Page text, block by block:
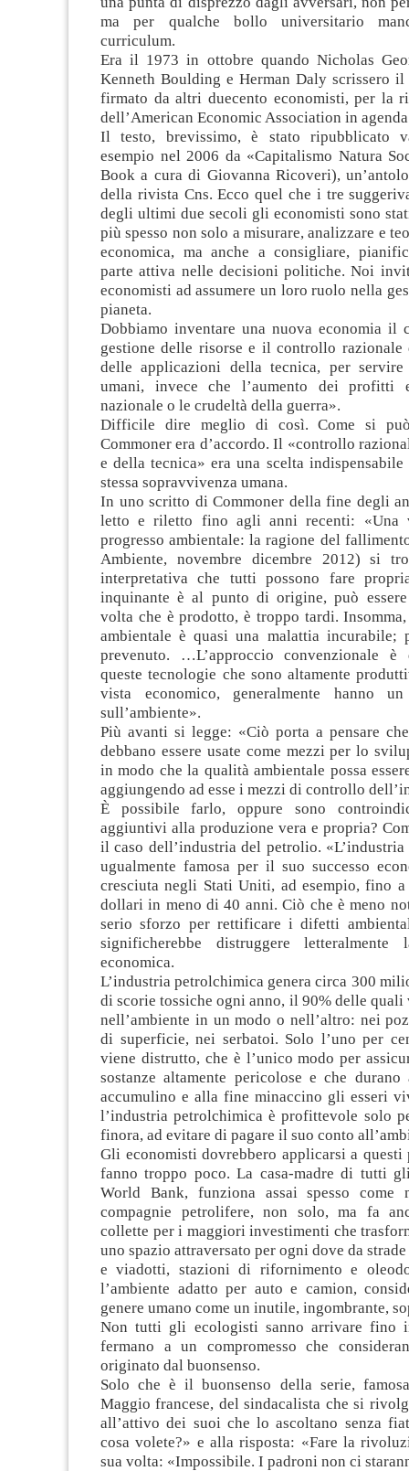
ma per qualche bollo universitario
curriculum.
Era il 1973 in ottobre quando Nicholas
Kenneth Boulding e Herman Daly scrissero
firmato da altri duecento economisti, per la
dell’American Economic Association in
Il testo, brevissimo, è stato ripubblicato
esempio nel 2006 da «Capitalismo Natura
Book a cura di Giovanna Ricoveri),
della rivista Cns. Ecco quel che i tre
degli ultimi due secoli gli economisti sono
più spesso non solo a misurare, analizzare e
economica, ma anche a consigliare,
parte attiva nelle decisioni politiche. Noi
economisti ad assumere un loro ruolo nella
pianeta.
Dobbiamo inventare una nuova economia il
gestione delle risorse e il controllo razionale
delle applicazioni della tecnica, per
umani, invece che l’aumento dei profitti
nazionale o le crudeltà della guerra».
Difficile dire meglio di così. Come si
Commoner era d’accordo. Il «controllo
e della tecnica» era una scelta
stessa sopravvivenza umana.
In uno scritto di Commoner della fine degli
letto e riletto fino agli anni recenti: «Una
progresso ambientale: la ragione del
Ambiente, novembre dicembre 2012) si
interpretativa che tutti possono fare
inquinante è al punto di origine, può
volta che è prodotto, è troppo tardi.
ambientale è quasi una malattia incurabile;
prevenuto. …L’approccio convenzionale
queste tecnologie che sono altamente
vista economico, generalmente hanno
sull’ambiente».
Più avanti si legge: «Ciò porta a pensare
debbano essere usate come mezzi per lo
in modo che la qualità ambientale possa
aggiungendo ad esse i mezzi di controllo
È possibile farlo, oppure sono
aggiuntivi alla produzione vera e propria?
il caso dell’industria del petrolio.
ugualmente famosa per il suo successo
cresciuta negli Stati Uniti, ad esempio, fino
dollari in meno di 40 anni. Ciò che è meno
serio sforzo per rettificare i difetti
significherebbe distruggere
economica.
L’industria petrolchimica genera circa 300
di scorie tossiche ogni anno, il 90% delle
nell’ambiente in un modo o nell’altro: nei
di superficie, nei serbatoi. Solo l’uno per
viene distrutto, che è l’unico modo per
sostanze altamente pericolose e che
accumulino e alla fine minaccino gli esseri
l’industria petrolchimica è profittevole solo
finora, ad evitare di pagare il suo conto
Gli economisti dovrebbero applicarsi a questi
fanno troppo poco. La casa-madre di tutti
World Bank, funziona assai spesso come
compagnie petrolifere, non solo, ma fa
collette per i maggiori investimenti che
uno spazio attraversato per ogni dove da
e viadotti, stazioni di rifornimento e
l’ambiente adatto per auto e camion,
genere umano come un inutile, ingombrante,
Non tutti gli ecologisti sanno arrivare fino
fermano a un compromesso che
originato dal buonsenso.
Solo che è il buonsenso della serie,
Maggio francese, del sindacalista che si
all’attivo dei suoi che lo ascoltano senza
cosa volete?» e alla risposta: «Fare la
sua volta: «Impossibile. I padroni non ci